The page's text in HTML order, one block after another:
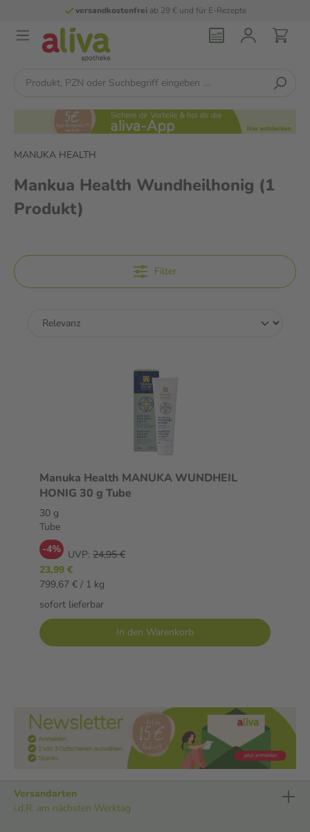
versandkostenfreiab 29 € und für E-Rezepte
MANUKA HEALTH
Mankua Health Wundheilhonig (1
Produkt)
Filter
Manuka Health MANUKA WUNDHEIL
HONIG 30 g Tube
30 g
Tube
-4% UVP: 24,95 €
23,99 €
799,67 € / 1 kg
sofort lieferbar
In den Warenkorb
Versandarten
i.d.R. am nächsten Werktag